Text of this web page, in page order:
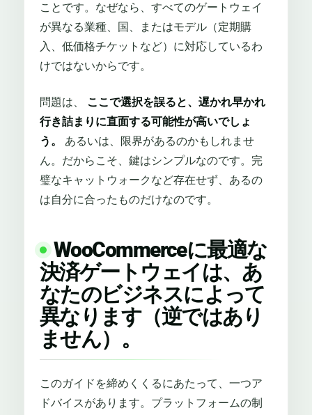
ことです。なぜなら、すべてのゲートウェイ
が異なる業種、国、またはモデル（定期購
入、低価格チケットなど）に対応しているわ
けではないからです。
問題は、 ここで選択を誤ると、遅かれ早かれ
行き詰まりに直面する可能性が高いでしょ
う。
あるいは、限界があるのか​​もしれませ
ん。だからこそ、鍵はシンプルなのです。完
璧なキャットウォークなど存在せず、あるの
は自分に合ったものだけなのです。
WooCommerceに最適な
決済ゲートウェイは、あ
なたのビジネスによって
異なります（逆ではあり
ません）。
このガイドを締めくくるにあたって、一つア
ドバイスがあります。プラットフォームの制